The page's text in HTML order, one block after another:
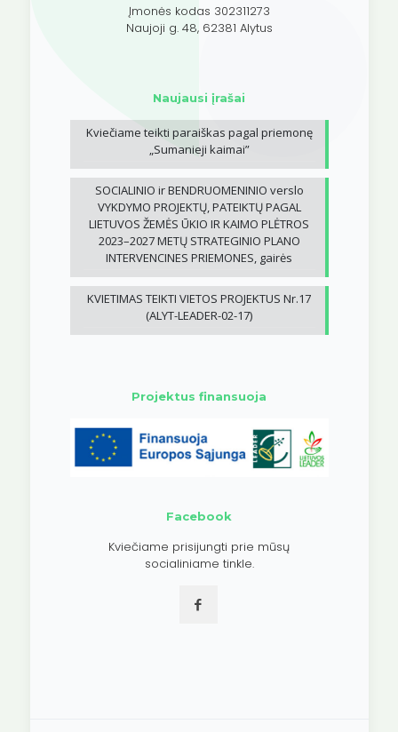
Įmonės kodas 302311273
Naujoji g. 48, 62381 Alytus
Naujausi įrašai
Kviečiame teikti paraiškas pagal priemonę
„Sumanieji kaimai”
SOCIALINIO ir BENDRUOMENINIO verslo
VYKDYMO PROJEKTŲ, PATEIKTŲ PAGAL
LIETUVOS ŽEMĖS ŪKIO IR KAIMO PLĖTROS
2023–2027 METŲ STRATEGINIO PLANO
INTERVENCINES PRIEMONES, gairės
KVIETIMAS TEIKTI VIETOS PROJEKTUS Nr.17
(ALYT-LEADER-02-17)
Projektus finansuoja
Facebook
Kviečiame prisijungti prie mūsų
socialiniame tinkle.